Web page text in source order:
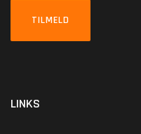
TILMELD
LINKS